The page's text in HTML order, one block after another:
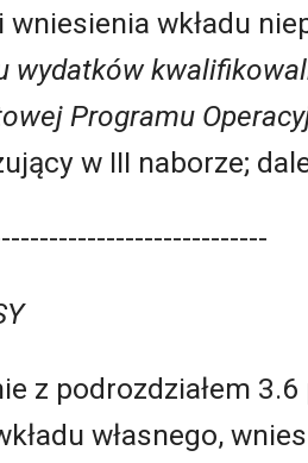
wniesienia wkładu
wydatków
Programu
w III naborze;
z podrozdziałem
własnego,